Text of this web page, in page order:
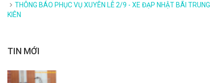
THÔNG BÁO PHỤC VỤ XUYÊN LỄ 2/9 - XE ĐẠP NHẬT BÃI TRUNG
KIÊN
TIN MỚI